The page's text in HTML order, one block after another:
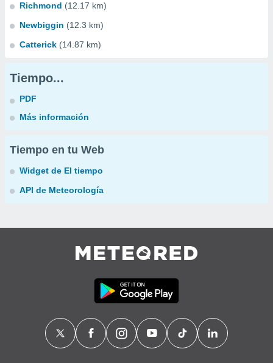
Richmond (12.17 km)
Newbiggin (12.3 km)
Catterick (14.87 km)
Tiempo...
PDF
Más información
Tiempo en tu Web
Widget de El tiempo
API de Meteorología